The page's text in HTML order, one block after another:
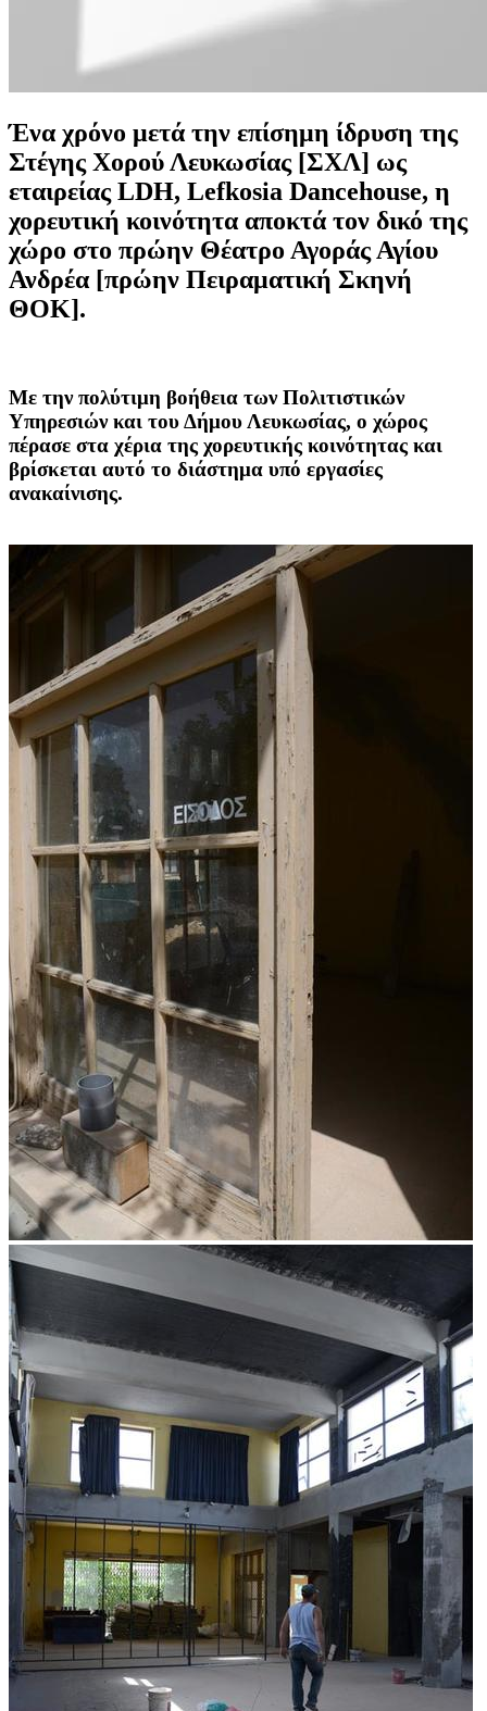
Ένα χρόνο μετά την επίσημη ίδρυση της
Στέγης Χορού Λευκωσίας [ΣΧΛ] ως
εταιρείας LDH, Lefkosia Dancehouse, η
χορευτική κοινότητα αποκτά τον δικό της
χώρο στο πρώην Θέατρο Αγοράς Αγίου
Ανδρέα [πρώην Πειραματική Σκηνή
ΘΟΚ].
Με την πολύτιμη βοήθεια των Πολιτιστικών
Υπηρεσιών και του Δήμου Λευκωσίας, ο χώρος
πέρασε στα χέρια της χορευτικής κοινότητας και
βρίσκεται αυτό το διάστημα υπό εργασίες
ανακαίνισης.